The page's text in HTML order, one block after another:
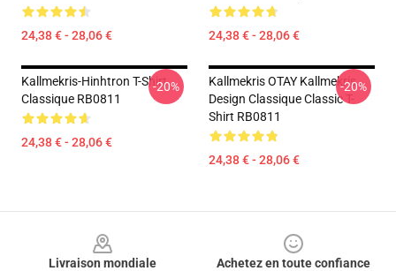
24,38 € - 28,06 € 24,38 € - 28,06 €
Kallmekris-Hinhtron T-Shirt
Classique RB0811
24,38 € - 28,06 €
-20%
Kallmekris OTAY Kallmekris
Design Classique Classic T-
Shirt RB0811
24,38 € - 28,06 €
-20%
Livraison mondiale
Achetez en toute confiance